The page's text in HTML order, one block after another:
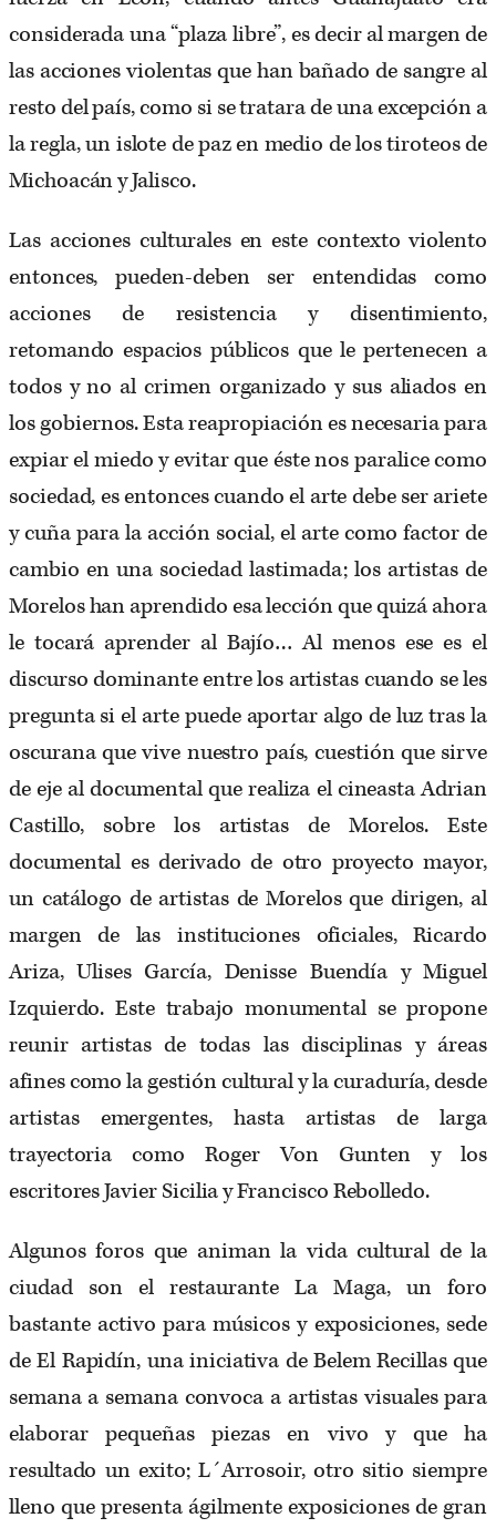
considerada una “plaza libre”, es decir al margen de
las acciones violentas que han bañado de sangre al
resto del país, como si se tratara de una excepción a
la regla, un islote de paz en medio de los tiroteos de
Michoacán y Jalisco.
Las acciones culturales en este contexto violento
entonces, pueden-deben ser entendidas como
acciones de resistencia y disentimiento,
retomando espacios públicos que le pertenecen a
todos y no al crimen organizado y sus aliados en
los gobiernos. Esta reapropiación es necesaria para
expiar el miedo y evitar que éste nos paralice como
sociedad, es entonces cuando el arte debe ser ariete
y cuña para la acción social, el arte como factor de
cambio en una sociedad lastimada; los artistas de
Morelos han aprendido esa lección que quizá ahora
le tocará aprender al Bajío… Al menos ese es el
discurso dominante entre los artistas cuando se les
pregunta si el arte puede aportar algo de luz tras la
oscurana que vive nuestro país, cuestión que sirve
de eje al documental que realiza el cineasta Adrian
Castillo, sobre los artistas de Morelos. Este
documental es derivado de otro proyecto mayor,
un catálogo de artistas de Morelos que dirigen, al
margen de las instituciones oficiales, Ricardo
Ariza, Ulises García, Denisse Buendía y Miguel
Izquierdo. Este trabajo monumental se propone
reunir artistas de todas las disciplinas y áreas
afines como la gestión cultural y la curaduría, desde
artistas emergentes, hasta artistas de larga
trayectoria como Roger Von Gunten y los
escritores Javier Sicilia y Francisco Rebolledo.
Algunos foros que animan la vida cultural de la
ciudad son el restaurante La Maga, un foro
bastante activo para músicos y exposiciones, sede
de El Rapidín, una iniciativa de Belem Recillas que
semana a semana convoca a artistas visuales para
elaborar pequeñas piezas en vivo y que ha
resultado un exito; L´Arrosoir, otro sitio siempre
lleno que presenta ágilmente exposiciones de gran